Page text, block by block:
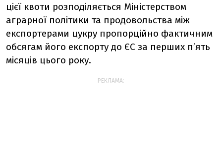
цієї квоти розподіляється Міністерством
аграрної політики та продовольства між
експортерами цукру пропорційно фактичним
обсягам його експорту до ЄС за перших п’ять
місяців цього року.
РЕКЛАМА: